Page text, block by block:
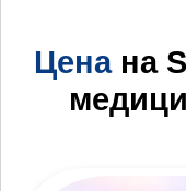
Ценана